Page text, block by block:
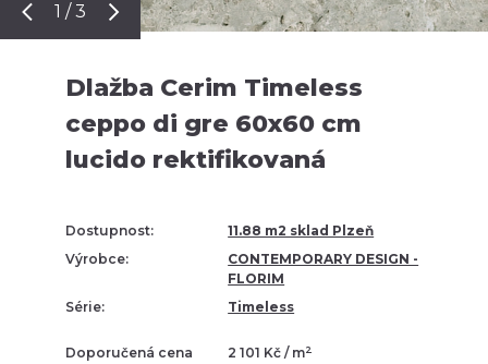
1 / 3
Dlažba Cerim Timeless
ceppo di gre 60x60 cm
lucido rektifikovaná
Dostupnost:
11.88 m2 sklad Plzeň
Výrobce:
CONTEMPORARY DESIGN -
FLORIM
Série:
Timeless
Doporučená cena 2 101 Kč / m2